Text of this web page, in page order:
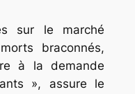
sur le marché
braconnés,
à la demande
», assure le